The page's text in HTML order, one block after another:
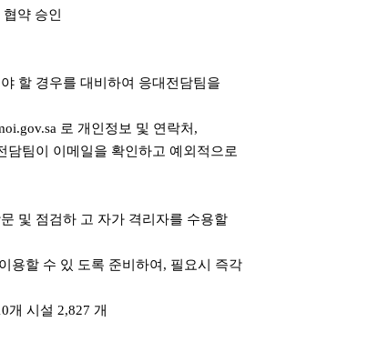
약 승인
할 경우를 대비하여 응대전담팀을
로 개인정보 및 연락처,
팀이 이메일을 확인하고 예외적으로
및 점검하 고 자가 격리자를 수용할
용할 수 있 도록 준비하여, 필요시 즉각
개 시설 2,827 개